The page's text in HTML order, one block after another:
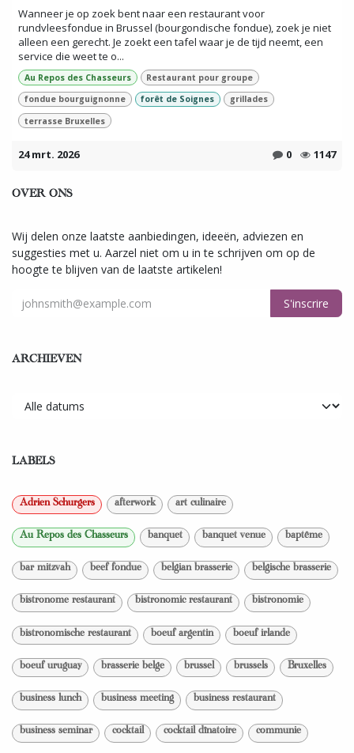
Wanneer je op zoek bent naar een restaurant voor
rundvleesfondue in Brussel (bourgondische fondue), zoek je niet
alleen een gerecht. Je zoekt een tafel waar je de tijd neemt, een
service die weet te o...
Au Repos des Chasseurs
Restaurant pour groupe
fondue bourguignonne
forêt de Soignes
grillades
terrasse Bruxelles
24 mrt. 2026 0 1147
OVER ONS
Wij delen onze laatste aanbiedingen, ideeën, adviezen en
suggesties met u. Aarzel niet om u in te schrijven om op de
hoogte te blijven van de laatste artikelen!
S'inscrire
ARCHIEVEN
LABELS
Adrien Schurgers afterwork art culinaire
Au Repos des Chasseurs banquet banquet venue baptême
bar mitzvah beef fondue belgian brasserie belgische brasserie
bistronome restaurant bistronomic restaurant bistronomie
bistronomische restaurant boeuf argentin boeuf irlande
boeuf uruguay brasserie belge brussel brussels Bruxelles
business lunch business meeting business restaurant
business seminar cocktail cocktail dînatoire communie